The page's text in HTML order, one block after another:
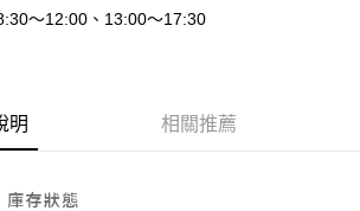
～12:00、13:00～17:30
明 相關推薦